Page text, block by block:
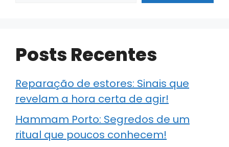
Posts Recentes
Reparação de estores: Sinais que
revelam a hora certa de agir!
Hammam Porto: Segredos de um
ritual que poucos conhecem!